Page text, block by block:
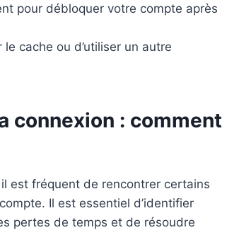
pour débloquer votre compte après
cache ou d’utiliser un autre
connexion : comment
est fréquent de rencontrer certains
Il est essentiel d’identifier
pertes de temps et de résoudre